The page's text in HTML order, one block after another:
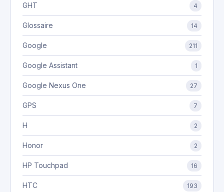
GHT 4
Glossaire 14
Google 211
Google Assistant 1
Google Nexus One 27
GPS 7
H 2
Honor 2
HP Touchpad 16
HTC 193